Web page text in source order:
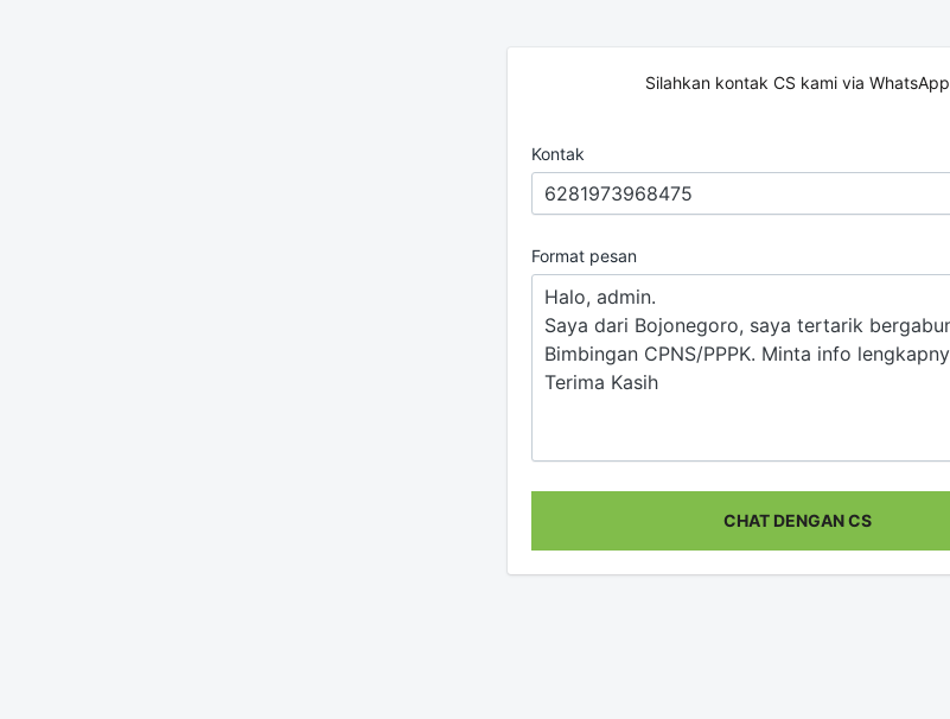
Silahkan kontak CS kami via WhatsApp
Kontak
Format pesan
CHAT DENGAN CS